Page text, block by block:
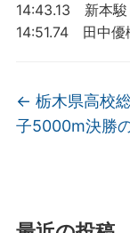
14:43.13 新本
14:51.74 田中
← 栃木県高校
子5000m決勝